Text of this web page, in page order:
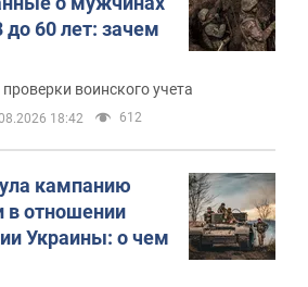
до 60 лет: зачем
воинского учета
18:42 612
кампанию
в отношении
Украины: о чем